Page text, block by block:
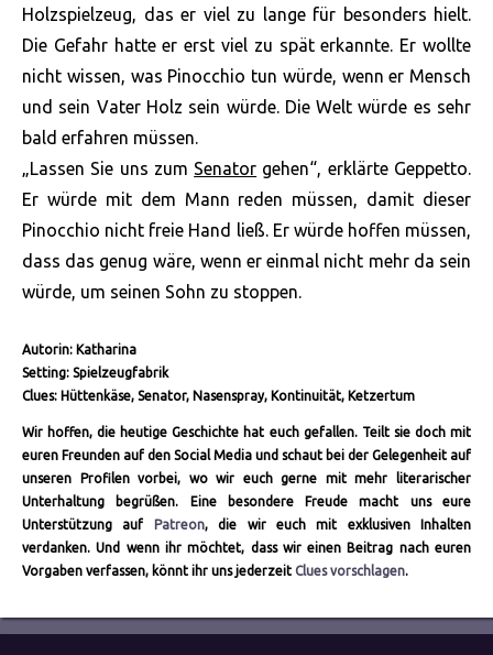
Holzspielzeug, das er viel zu lange für besonders hielt.
Die Gefahr hatte er erst viel zu spät erkannte. Er wollte
nicht wissen, was Pinocchio tun würde, wenn er Mensch
und sein Vater Holz sein würde. Die Welt würde es sehr
bald erfahren müssen.
„Lassen Sie uns zum Senator gehen“, erklärte Geppetto.
Er würde mit dem Mann reden müssen, damit dieser
Pinocchio nicht freie Hand ließ. Er würde hoffen müssen,
dass das genug wäre, wenn er einmal nicht mehr da sein
würde, um seinen Sohn zu stoppen.
Autorin: Katharina
Setting: Spielzeugfabrik
Clues: Hüttenkäse, Senator, Nasenspray, Kontinuität, Ketzertum
Wir hoffen, die heutige Geschichte hat euch gefallen. Teilt sie doch mit
euren Freunden auf den Social Media und schaut bei der Gelegenheit auf
unseren Profilen vorbei, wo wir euch gerne mit mehr literarischer
Unterhaltung begrüßen. Eine besondere Freude macht uns eure
Unterstützung auf
Patreon, die wir euch mit exklusiven Inhalten
verdanken. Und wenn ihr möchtet, dass wir einen Beitrag nach euren
Vorgaben verfassen, könnt ihr uns jederzeit Clues vorschlagen.